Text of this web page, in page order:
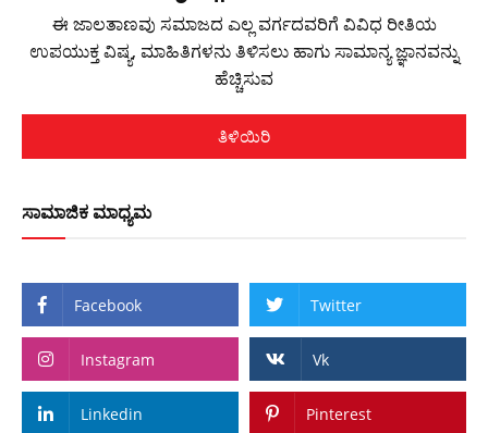
ಈ ಜಾಲತಾಣವು ಸಮಾಜದ ಎಲ್ಲ ವರ್ಗದವರಿಗೆ ವಿವಿಧ ರೀತಿಯ
ಉಪಯುಕ್ತ ವಿಷ್ಯ, ಮಾಹಿತಿಗಳನು ತಿಳಿಸಲು ಹಾಗು ಸಾಮಾನ್ಯ ಜ್ಞಾನವನ್ನು
ಹೆಚ್ಚಿಸುವ
ತಿಳಿಯಿರಿ
ಸಾಮಾಜಿಕ ಮಾಧ್ಯಮ
Facebook Twitter
Instagram Vk
Linkedin Pinterest